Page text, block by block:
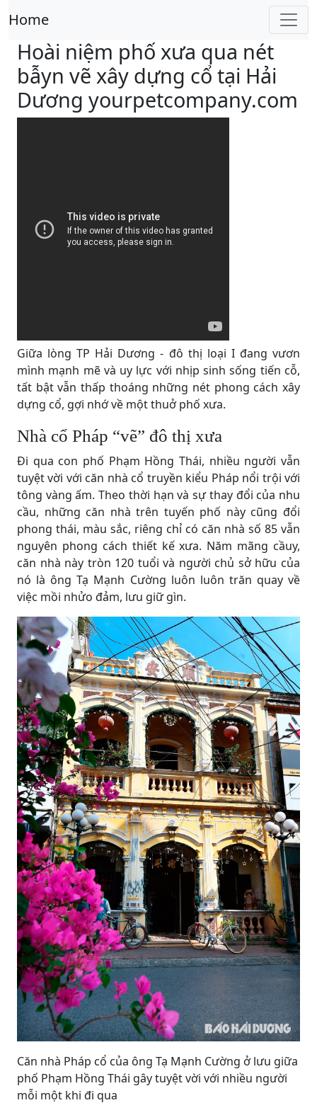
Home
Hoài niệm phố xưa qua nét
bẫyn vẽ xây dựng cổ tại Hải
Dương yourpetcompany.com
Giữa lòng TP Hải Dương - đô thị loại I đang vươn
mình mạnh mẽ và uy lực với nhịp sinh sống tiến cỗ,
tất bật vẫn thấp thoáng những nét phong cách xây
dựng cổ, gợi nhớ về một thuở phố xưa.
Nhà cổ Pháp “vẽ” đô thị xưa
Đi qua con phố Phạm Hồng Thái, nhiều người vẫn
tuyệt vời với căn nhà cổ truyền kiểu Pháp nổi trội với
tông vàng ấm. Theo thời hạn và sự thay đổi của nhu
cầu, những căn nhà trên tuyến phố này cũng đổi
phong thái, màu sắc, riêng chỉ có căn nhà số 85 vẫn
nguyên phong cách thiết kế xưa. Năm mãng cầuy,
căn nhà này tròn 120 tuổi và người chủ sở hữu của
nó là ông Tạ Mạnh Cường luôn luôn trăn quay về
việc mồi nhửo đảm, lưu giữ gìn.
Căn nhà Pháp cổ của ông Tạ Mạnh Cường ở lưu giữa
phố Phạm Hồng Thái gây tuyệt vời với nhiều người
mỗi một khi đi qua